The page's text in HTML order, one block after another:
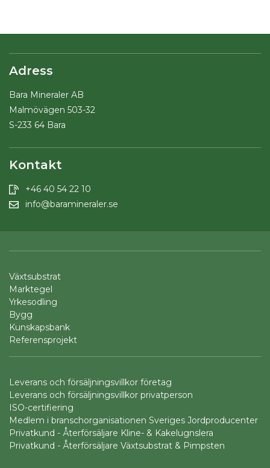
Adress
Bara Mineraler AB
Malmövägen 503-32
S-233 64 Bara
Kontakt
+46 40 54 22 10
info@baramineraler.se
Växtsubstrat
Marktegel
Yrkesodling
Bygg
Kunskapsbank
Referensprojekt
Leverans och försäljningsvillkor företag
Leverans och försäljningsvillkor privatperson
ISO-certifiering
Medlem i branschorganisationen Sveriges Jordproducenter
Privatkund - Återförsäljare Kline- & Kakelugnslera
Privatkund - Återförsäljare Växtsubstrat & Pimpsten